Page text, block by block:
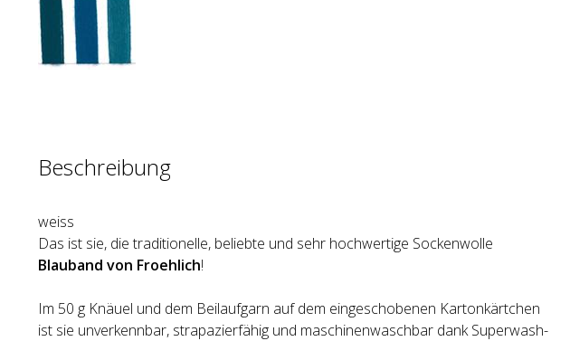
Beschreibung
weiss
Das ist sie, die traditionelle, beliebte und sehr hochwertige Sockenwolle
Blauband von Froehlich!
Im 50 g Knäuel und dem Beilaufgarn auf dem eingeschobenen Kartonkärtchen
ist sie unverkennbar, strapazierfähig und maschinenwaschbar dank Superwash-